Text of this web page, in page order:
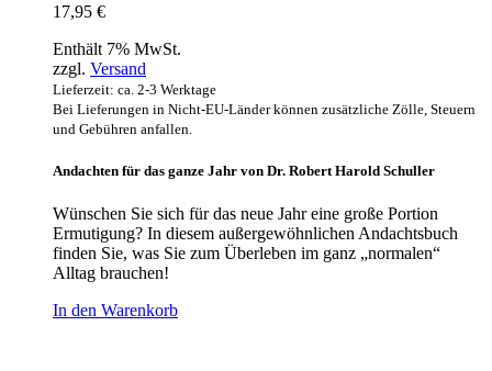
17,95 €
Enthält 7% MwSt.
zzgl. Versand
Lieferzeit: ca. 2-3 Werktage
Bei Lieferungen in Nicht-EU-Länder können zusätzliche Zölle, Steuern
und Gebühren anfallen.
Andachten für das ganze Jahr von Dr. Robert Harold Schuller
Wünschen Sie sich für das neue Jahr eine große Portion
Ermutigung? In diesem außergewöhnlichen Andachtsbuch
finden Sie, was Sie zum Überleben im ganz „normalen“
Alltag brauchen!
In den Warenkorb